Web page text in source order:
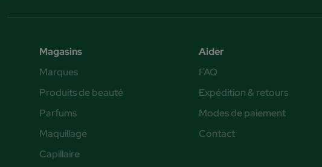
Magasins
Marques
Produits de beauté
Parfums
Maquillage
Capillaire
Aider
FAQ
Expédition & retours
Modes de paiement
Contact